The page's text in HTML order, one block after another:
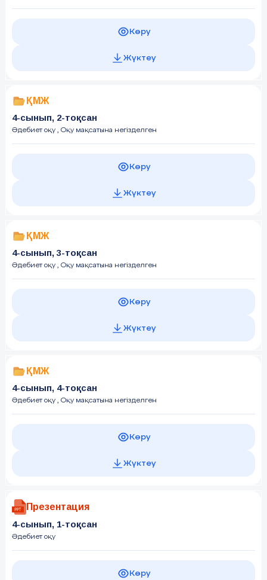
Көру
Жүктеу
ҚМЖ
4-сынып, 2-тоқсан
Әдебиет оқу , Оқу мақсатына негізделген
Көру
Жүктеу
ҚМЖ
4-сынып, 3-тоқсан
Әдебиет оқу , Оқу мақсатына негізделген
Көру
Жүктеу
ҚМЖ
4-сынып, 4-тоқсан
Әдебиет оқу , Оқу мақсатына негізделген
Көру
Жүктеу
Презентация
4-сынып, 1-тоқсан
Әдебиет оқу
Көру